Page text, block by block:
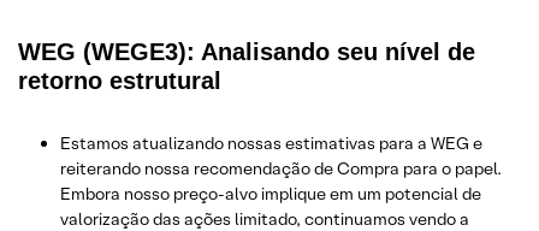
WEG (WEGE3): Analisando seu nível de
retorno estrutural
Estamos atualizando nossas estimativas para a WEG e
reiterando nossa recomendação de Compra para o papel.
Embora nosso preço-alvo implique em um potencial de
valorização das ações limitado, continuamos vendo a